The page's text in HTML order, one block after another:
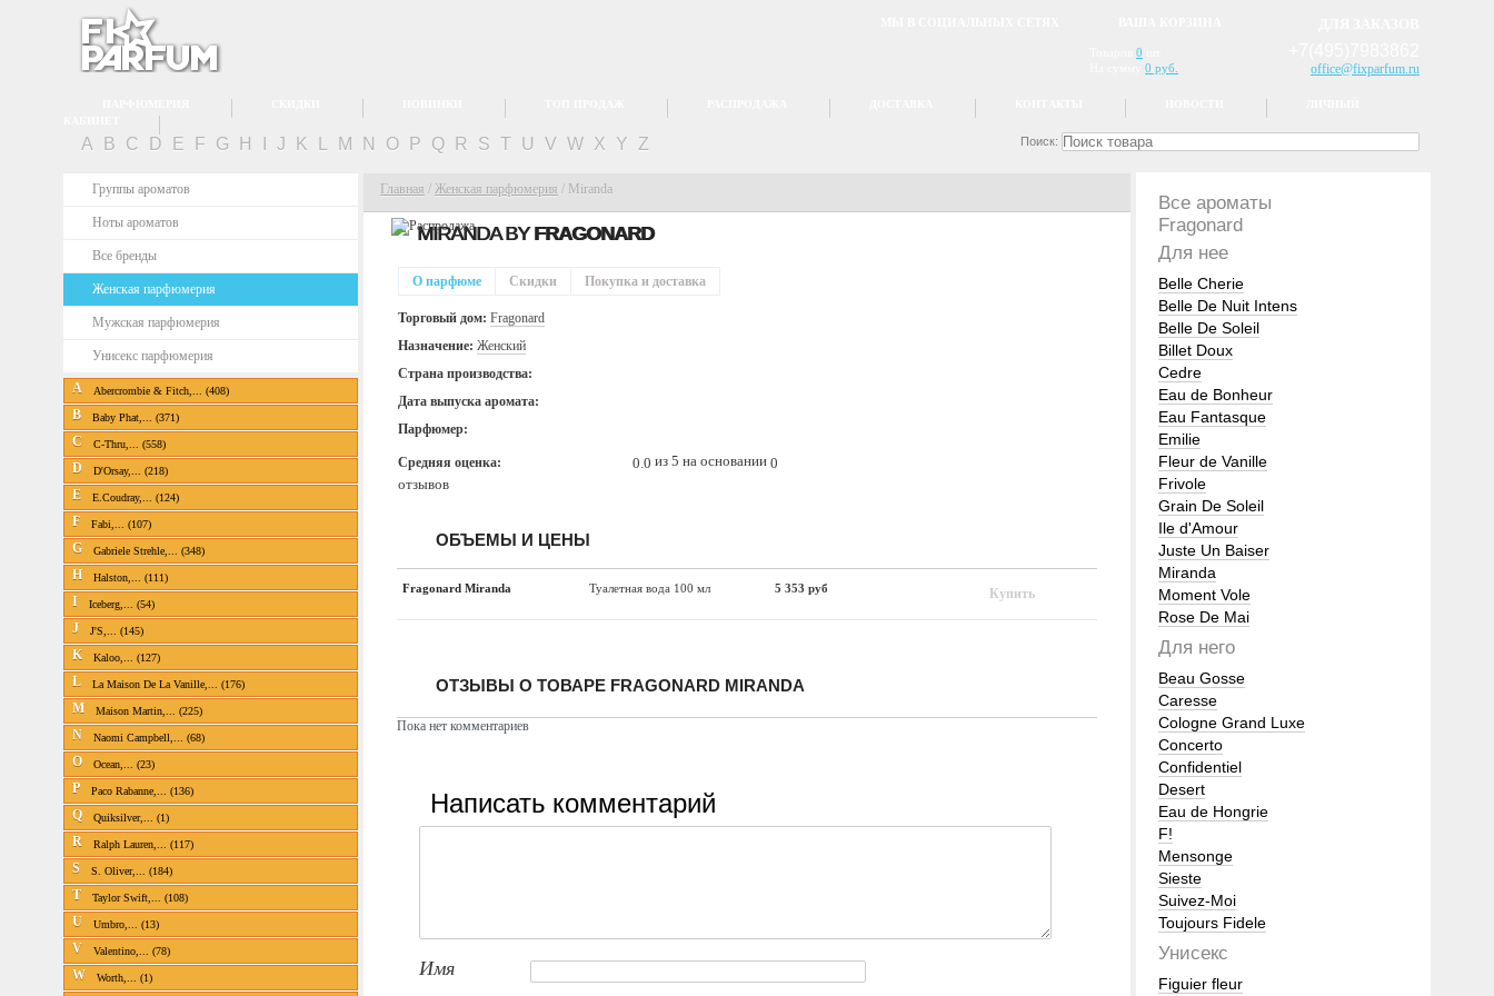
office@fixparfum.ru
0
0 руб.
A B C D E F G H J K M N O P Q R S T U V W X Y Z Поиск:
Группы ароматов
Ноты ароматов
Все бренды
Женская парфюмерия
Мужская парфюмерия
Унисекс парфюмерия
A Abercrombie & Fitch,... (408)
B Baby Phat,... (371)
C C-Thru,... (558)
D D'Orsay,... (218)
E E.Coudray,... (124)
F Fabi,... (107)
G Gabriele Strehle,... (348)
H Halston,... (111)
I Iceberg,... (54)
J J'S,... (145)
K Kaloo,... (127)
L La Maison De La Vanille,... (176)
M Maison Martin,... (225)
N Naomi Campbell,... (68)
O Ocean,... (23)
P Paco Rabanne,... (136)
Q Quiksilver,... (1)
R Ralph Lauren,... (117)
S S. Oliver,... (184)
T Taylor Swift,... (108)
U Umbro,... (13)
V Valentino,... (78)
W Worth,... (1)
Главная / Женская парфюмерия / Miranda
MIRANDA BYFRAGONARD
О парфюме
Торговый дом: Fragonard
Назначение: Женский
Страна производства:
Дата выпуска аромата:
Парфюмер:
Средняя оценка: 0.0 из 5 на основании 0
отзывов
Скидки Покупка и доставка
ОБЪЕМЫ И ЦЕНЫ
Fragonard Miranda Туалетная вода 100 мл 5 353 руб
ОТЗЫВЫ О ТОВАРЕ FRAGONARD MIRANDA
Пока нет комментариев
Написать комментарий
Имя
Все ароматы
Fragonard
Для нее
Belle Cherie
Belle De Nuit Intens
Belle De Soleil
Billet Doux
Cedre
Eau de Bonheur
Eau Fantasque
Emilie
Fleur de Vanille
Frivole
Grain De Soleil
Ile d'Amour
Juste Un Baiser
Miranda
Moment Vole
Rose De Mai
Для него
Beau Gosse
Caresse
Cologne Grand Luxe
Concerto
Confidentiel
Desert
Eau de Hongrie
F!
Mensonge
Sieste
Suivez-Moi
Toujours Fidele
Унисекс
Figuier fleur